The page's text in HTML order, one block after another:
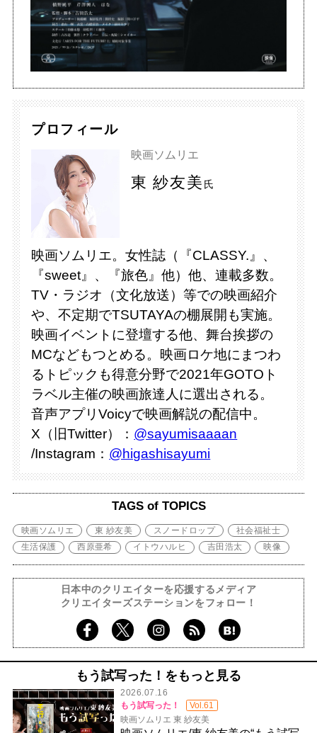
プロフィール
映画ソムリエ
東 紗友美 氏
映画ソムリエ。女性誌（『CLASSY.』、
『sweet』、『旅色』他）他、連載多数。
TV・ラジオ（文化放送）等での映画紹介
や、不定期でTSUTAYAの棚展開も実施。
映画イベントに登壇する他、舞台挨拶の
MCなどもつとめる。映画ロケ地にまつわ
るトピックも得意分野で2021年GOTOト
ラベル主催の映画旅達人に選出される。
音声アプリVoicyで映画解説の配信中。
X（旧Twitter）： @sayumisaaaan
/Instagram： @higashisayumi
TAGS of TOPICS
映画ソムリエ 東 紗友美 スノードロップ
社会福祉士
生活保護
西原亜希 イトウハルヒ 吉田浩太 映像
日本中のクリエイターを応援するメディア
クリエイターズステーションをフォロー！
もう試写った！をもっと見る
2026.07.16
もう試写った！
Vol.61
映画ソムリエ 東 紗友美